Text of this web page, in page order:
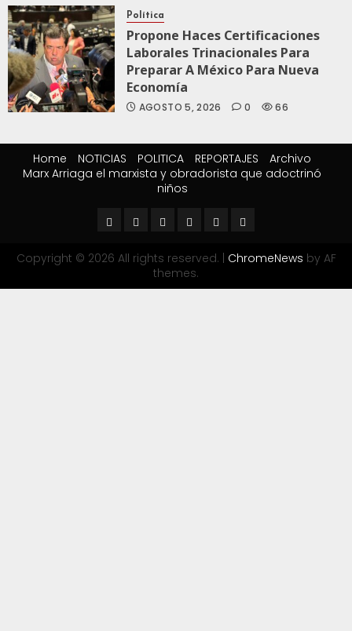
Política
Propone Haces Certificaciones
Laborales Trinacionales Para
Preparar A México Para Nueva
Economía
AGOSTO 5, 2026 0 66
Home NOTICIAS POLITICA REPORTAJES
Archivo
Marx Arriaga el marxista y obradorista que adoctrinó
niños
Copyright © 2026 All rights reserved. ChromeNews by AF
themes.